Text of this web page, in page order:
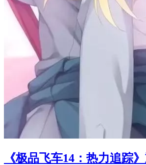
《极品飞车14：热力追踪